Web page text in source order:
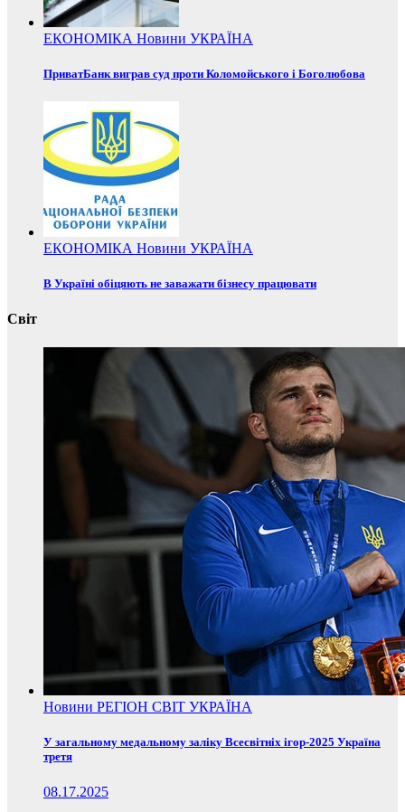
ЕКОНОМІКА Новини УКРАЇНА
ПриватБанк виграв суд проти Коломойського і Боголюбова
ЕКОНОМІКА Новини УКРАЇНА
В Україні обіцяють не заважати бізнесу працювати
Світ
Новини РЕГІОН СВІТ УКРАЇНА
У загальному медальному заліку Всесвітніх ігор-2025 Україна
третя
08.17.2025